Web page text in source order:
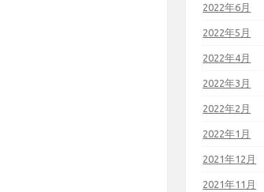
2022年6月
2022年5月
2022年4月
2022年3月
2022年2月
2022年1月
2021年12月
2021年11月